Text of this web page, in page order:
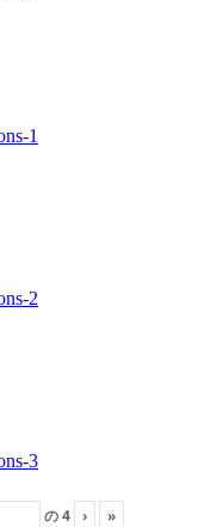
の4 › »